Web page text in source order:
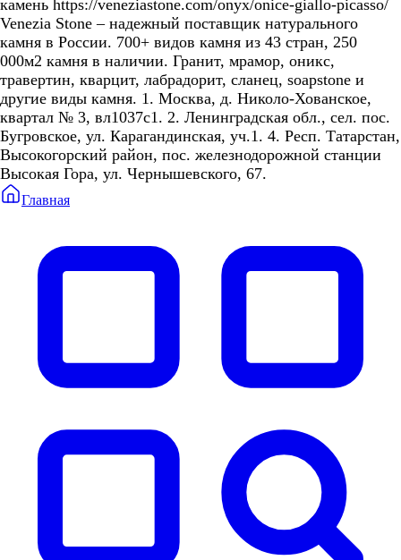
камень https://veneziastone.com/onyx/onice-giallo-picasso/
Venezia Stone – надежный поставщик натурального
камня в России. 700+ видов камня из 43 стран, 250
000м2 камня в наличии. Гранит, мрамор, оникс,
травертин, кварцит, лабрадорит, сланец, soapstone и
другие виды камня. 1. Москва, д. Николо-Хованское,
квартал № 3, вл1037с1. 2. Ленинградская обл., сел. пос.
Бугровское, ул. Карагандинская, уч.1. 4. Респ. Татарстан,
Высокогорский район, пос. железнодорожной станции
Высокая Гора, ул. Чернышевского, 67.
Главная